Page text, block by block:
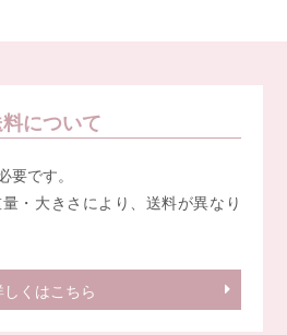
について
です。
・大きさにより、送料が異なり
しくはこちら